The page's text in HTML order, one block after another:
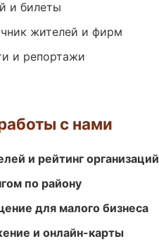
и билеты
жителей и фирм
и репортажи
с нами
и рейтинг организаций
по району
для малого бизнеса
и онлайн-карты